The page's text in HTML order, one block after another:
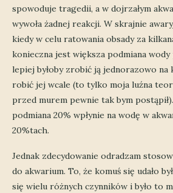
spowoduje tragedii, a w dojrzałym
wywoła żadnej reakcji. W skrajnie
kiedy w celu ratowania obsady za
konieczna jest większa podmiana
lepiej byłoby zrobić ją jednorazowo na
robić jej wcale (to tylko moja luźna
przed murem pewnie tak bym
podmiana 20% wpłynie na wodę w
20%tach.
Jednak zdecydowanie odradzam
do akwarium. To, że komuś się udało
się wielu różnych czynników i było to